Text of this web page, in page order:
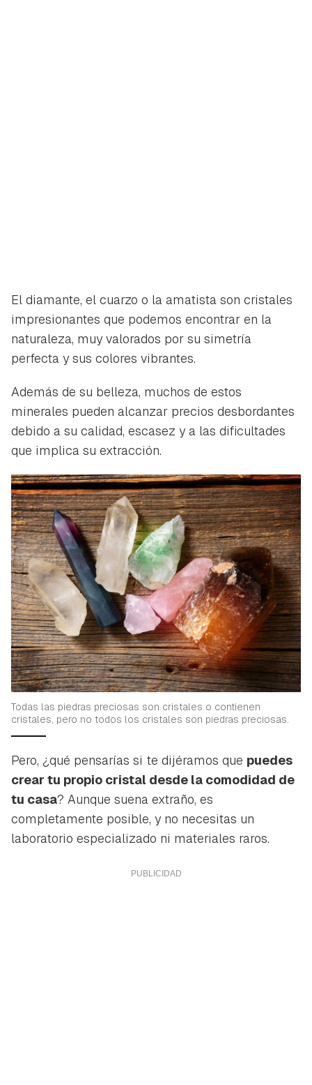
El diamante, el cuarzo o la amatista son cristales
impresionantes que podemos encontrar en la
naturaleza, muy valorados por su simetría
perfecta y sus colores vibrantes.
Además de su belleza, muchos de estos
minerales pueden alcanzar precios desbordantes
debido a su calidad, escasez y a las dificultades
que implica su extracción.
Todas las piedras preciosas son cristales o contienen
cristales, pero no todos los cristales son piedras preciosas.
Pero, ¿qué pensarías si te dijéramos que puedes
crear tu propio cristal desde la comodidad de
tu casa? Aunque suena extraño, es
completamente posible, y no necesitas un
laboratorio especializado ni materiales raros.